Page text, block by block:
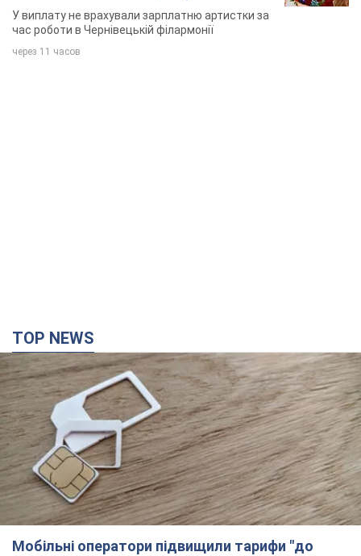
співачка
У виплату не врахували зарплатню артистки за
час роботи в Чернівецькій філармонії
через 11 часов
TOP NEWS
Мобільні оператори підвищили тарифи "до